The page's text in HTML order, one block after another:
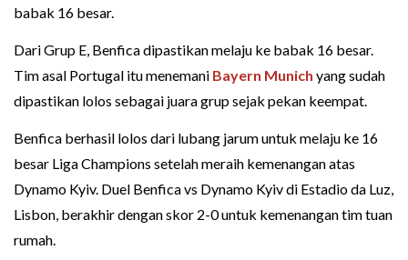
babak 16 besar.
Dari Grup E, Benfica dipastikan melaju ke babak 16 besar.
Tim asal Portugal itu menemani Bayern Munich yang sudah
dipastikan lolos sebagai juara grup sejak pekan keempat.
Benfica berhasil lolos dari lubang jarum untuk melaju ke 16
besar Liga Champions setelah meraih kemenangan atas
Dynamo Kyiv. Duel Benfica vs Dynamo Kyiv di Estadio da Luz,
Lisbon, berakhir dengan skor 2-0 untuk kemenangan tim tuan
rumah.